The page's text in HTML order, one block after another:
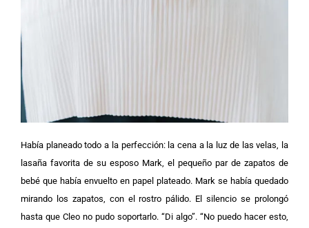
Había planeado todo a la perfección: la cena a la luz de las velas, la
lasaña favorita de su esposo Mark, el pequeño par de zapatos de
bebé que había envuelto en papel plateado. Mark se había quedado
mirando los zapatos, con el rostro pálido. El silencio se prolongó
hasta que Cleo no pudo soportarlo. “Di algo”. “No puedo hacer esto,